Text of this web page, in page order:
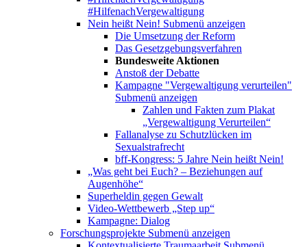
#HilfenachVergewaltigung
Nein heißt Nein! Submenü anzeigen
Die Umsetzung der Reform
Das Gesetzgebungsverfahren
Bundesweite Aktionen
Anstoß der Debatte
Kampagne "Vergewaltigung verurteilen"
Submenü anzeigen
Zahlen und Fakten zum Plakat
„Vergewaltigung Verurteilen“
Fallanalyse zu Schutzlücken im
Sexualstrafrecht
bff-Kongress: 5 Jahre Nein heißt Nein!
„Was geht bei Euch? – Beziehungen auf
Augenhöhe“
Superheldin gegen Gewalt
Video-Wettbewerb „Step up“
Kampagne: Dialog
Forschungsprojekte Submenü anzeigen